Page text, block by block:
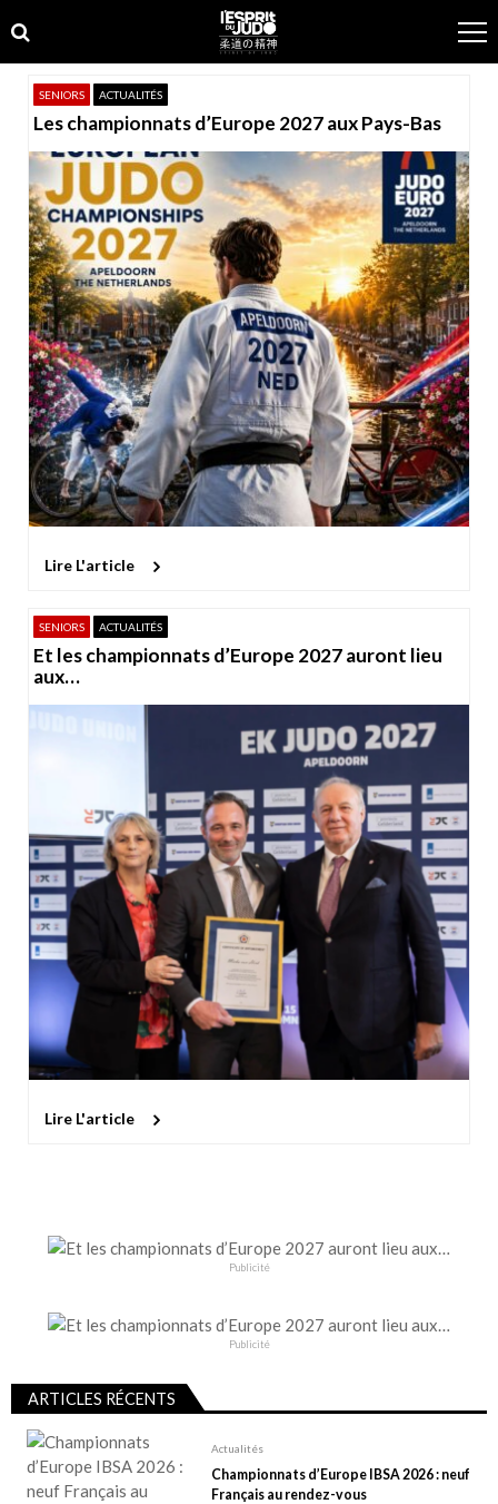
to
navigation
to
content
SENIORS ACTUALITÉS
Les championnats d’Europe 2027 aux Pays-Bas
Lire L'article
SENIORS ACTUALITÉS
Et les championnats d’Europe 2027 auront lieu
aux…
Lire L'article
Publicité
Publicité
ARTICLES RÉCENTS
Actualités
Championnats d’Europe IBSA 2026 : neuf
Français au rendez-vous